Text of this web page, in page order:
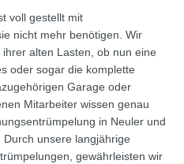
voll gestellt mit
nicht mehr benötigen. Wir
alten Lasten, ob nun eine
oder sogar die komplette
Garage oder
Mitarbeiter wissen genau
in Neuler und
unsere langjährige
gewährleisten wir